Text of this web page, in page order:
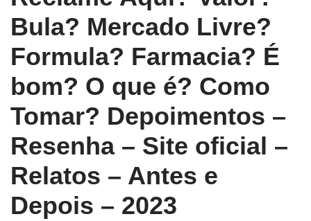
Bula? Mercado Livre?
Formula? Farmacia? É
bom? O que é? Como
Tomar? Depoimentos –
Resenha – Site oficial –
Relatos – Antes e
Depois – 2023